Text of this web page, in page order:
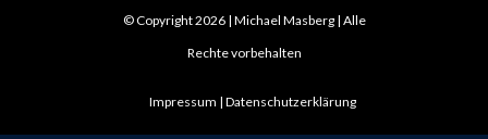
© Copyright 2026 | Michael Masberg | Alle
Rechte vorbehalten
Impressum Datenschutzerklärung